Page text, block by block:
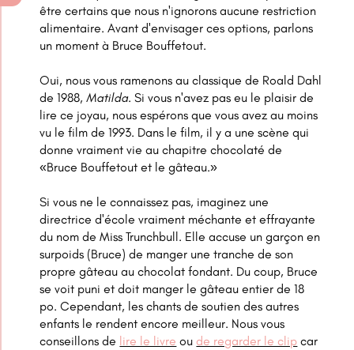
être certains que nous n'ignorons aucune restriction
alimentaire. Avant d'envisager ces options, parlons
un moment à Bruce Bouffetout.
Oui, nous vous ramenons au classique de Roald Dahl
de 1988,Matilda. Si vous n'avez pas eu le plaisir de
lire ce joyau, nous espérons que vous avez au moins
vu le film de 1993. Dans le film, il y a une scène qui
donne vraiment vie au chapitre chocolaté de
«Bruce Bouffetout et le gâteau.»
Si vous ne le connaissez pas, imaginez une
directrice d'école vraiment méchante et effrayante
du nom de Miss Trunchbull. Elle accuse un garçon en
surpoids (Bruce) de manger une tranche de son
propre gâteau au chocolat fondant. Du coup, Bruce
se voit puni et doit manger le gâteau entier de 18
po. Cependant, les chants de soutien des autres
enfants le rendent encore meilleur. Nous vous
conseillons de lire le livre oude regarder le clip car